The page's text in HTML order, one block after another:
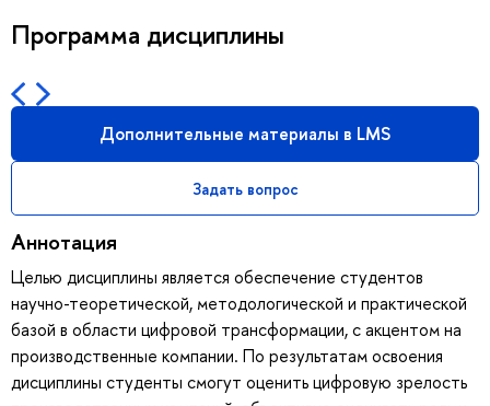
Программа дисциплины
Дополнительные материалы в LMS
Задать вопрос
Аннотация
Целью дисциплины является обеспечение студентов
научно-теоретической, методологической и практической
базой в области цифровой трансформации, с акцентом на
производственные компании. По результатам освоения
дисциплины студенты смогут оценить цифровую зрелость